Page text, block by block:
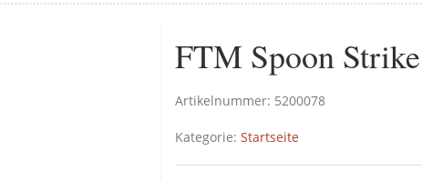
FTM Spoon
Artikelnummer: 5200078
Kategorie: Startseite